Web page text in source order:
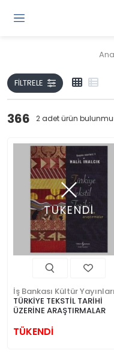
FILTRELE
366 2 adet ürün
TÜKENDİ
İş Bankası Kültür Yayınları
TÜRKİYE TEKSTİL TARİHİ
ÜZERİNE ARAŞTIRMALAR
TÜKENDİ